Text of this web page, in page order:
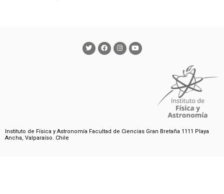
Instituto de Física y Astronomía Facultad de Ciencias Gran Bretaña 1111 Playa
Ancha, Valparaíso. Chile